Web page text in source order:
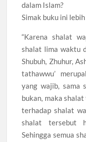
dalam Islam?
Simak buku ini
“Karena shalat
shalat lima waktu
Shubuh, Zhuhur,
tathawwu’
yang wajib, sama
bukan, maka
terhadap shalat
shalat tersebut
Sehingga semua